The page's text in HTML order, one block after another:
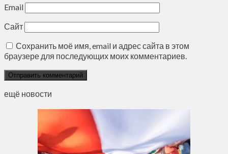
Email
Сайт
Сохранить моё имя, email и адрес сайта в этом
браузере для последующих моих комментариев.
ещё новости